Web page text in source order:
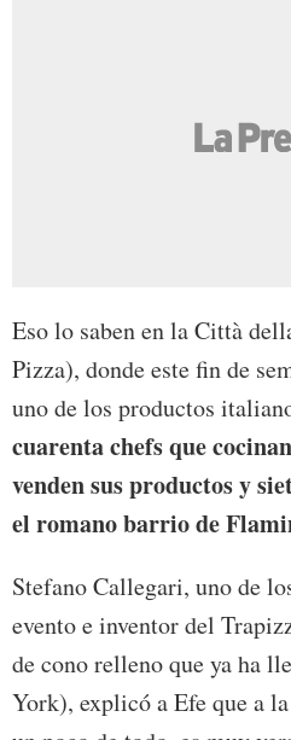
Eso lo saben en la Città
Pizza), donde este fin de
uno de los productos
cuarenta chefs que
venden sus productos y
el romano barrio de
Stefano Callegari, uno de
evento e inventor del
de cono relleno que ya ha
York), explicó a Efe que a